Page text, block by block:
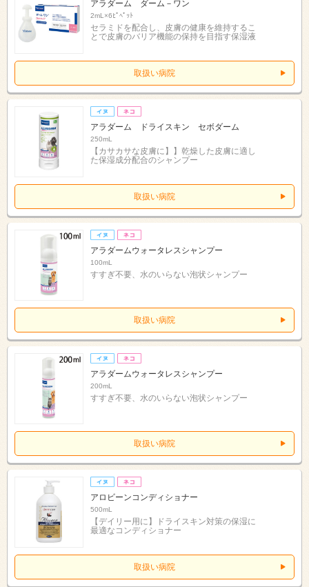
アラダーム ダーム－ワン
2mL×6ﾋﾟﾍﾟｯﾄ
セラミドを配合し、皮膚の健康を維持するこ
とで皮膚のバリア機能の保持を目指す保湿液
取扱い病院
アラダーム ドライスキン セボダーム
250mL
【カサカサな皮膚に】】乾燥した皮膚に適し
た保湿成分配合のシャンプー
取扱い病院
アラダームウォータレスシャンプー
100mL
すすぎ不要、水のいらない泡状シャンプー
取扱い病院
アラダームウォータレスシャンプー
200mL
すすぎ不要、水のいらない泡状シャンプー
取扱い病院
アロビーンコンディショナー
500mL
【デイリー用に】ドライスキン対策の保湿に
最適なコンディショナー
取扱い病院